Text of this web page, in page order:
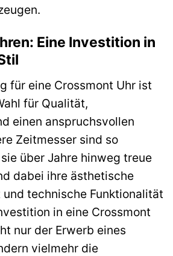
Eine Investition in
für eine Crossmont Uhr ist
für Qualität,
einen anspruchsvollen
Zeitmesser sind so
über Jahre hinweg treue
dabei ihre ästhetische
technische Funktionalität
in eine Crossmont
nur der Erwerb eines
vielmehr die